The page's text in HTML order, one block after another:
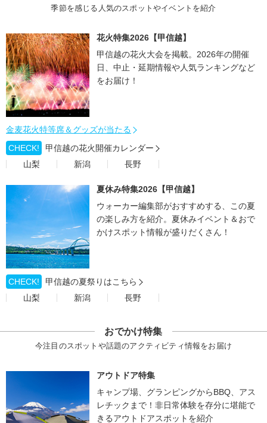
季節を感じる人気のスポットやイベントを紹介
花火特集2026【甲信越】
甲信越の花火大会を掲載。2026年の開催
日、中止・延期情報や人気ランキングなど
をお届け！
金麦花火特等席＆グッズが当たる
CHECK!
甲信越の花火開催カレンダー
山梨
新潟 長野
夏休み特集2026【甲信越】
ウォーカー編集部がおすすめする、この夏
の楽しみ方を紹介。夏休みイベント＆おで
かけスポット情報が盛りだくさん！
CHECK!
甲信越の夏祭りはこちら
山梨
新潟 長野
おでかけ特集
今注目のスポットや話題のアクティビティ情報をお届け
アウトドア特集
キャンプ場、グランピングからBBQ、アス
レチックまで！非日常体験を存分に堪能で
きるアウトドアスポットを紹介